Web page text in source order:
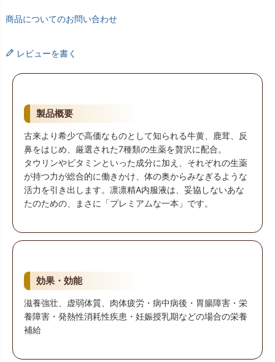
商品についてのお問い合わせ
レビューを書く
製品概要
古来より希少で高価なものとして知られる牛黄、鹿茸、反
鼻をはじめ、厳選された7種類の生薬を贅沢に配合。
タウリンやビタミンといった成分に加え、それぞれの生薬
が持つ力が総合的に働きかけ、体の奥からみなぎるような
活力を引き出します。凛凛精A内服液は、妥協しないあな
たのための、まさに「プレミアムな一本」です。
効果・効能
滋養強壮、虚弱体質、肉体疲労・病中病後・胃腸障害・栄
養障害・発熱性消耗性疾患・妊娠授乳期などの場合の栄養
補給